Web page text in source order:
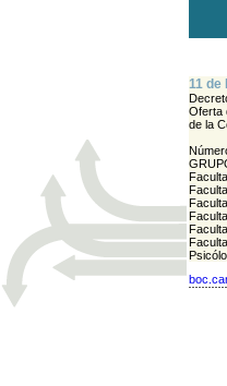
11 de
Oferta
de la